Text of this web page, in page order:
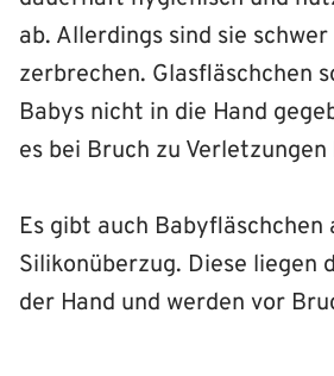
ab. Allerdings sind sie
zerbrechen. Glasfläschchen
Babys nicht in die Hand
es bei Bruch zu
Es gibt auch Babyfläschchen
Silikonüberzug. Diese liegen
der Hand und werden vor